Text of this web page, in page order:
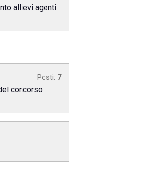
allievi agenti
Posti: 7
concorso